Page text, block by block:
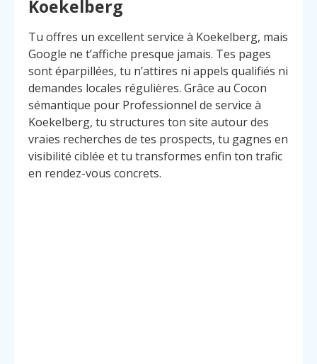
Koekelberg
Tu offres un excellent service à Koekelberg, mais
Google ne t’affiche presque jamais. Tes pages
sont éparpillées, tu n’attires ni appels qualifiés ni
demandes locales régulières. Grâce au Cocon
sémantique pour Professionnel de service à
Koekelberg, tu structures ton site autour des
vraies recherches de tes prospects, tu gagnes en
visibilité ciblée et tu transformes enfin ton trafic
en rendez-vous concrets.